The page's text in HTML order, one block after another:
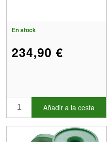
En stock
234,90 €
Añadir a la cesta